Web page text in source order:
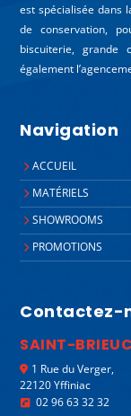
est spécialisée dans
de conservation,
biscuiterie, grande
également
Navigation
ACCUEIL
MATÉRIELS
SHOWROOMS
PROMOTIONS
Contactez-
SAINT-BRIEUC
1 Rue du Verger,
22120 Yffiniac
02 96 63 32 32